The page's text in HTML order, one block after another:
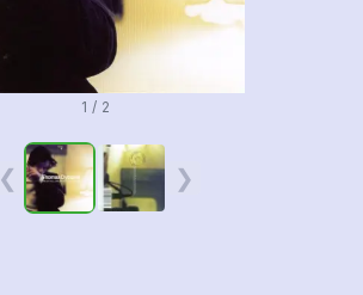
1 / 2
❮ ❯